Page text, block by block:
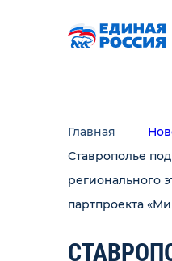
Главная
Ставрополье
регионального
партпроекта